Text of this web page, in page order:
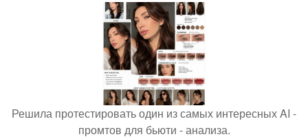
Решила протестировать один из самых интересных AI -
промтов для бьюти - анализа.